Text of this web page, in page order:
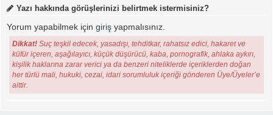
Yazı hakkında görüşlerinizi belirtmek istermisiniz?
Yorum yapabilmek için giriş yapmalısınız.
Dikkat! Suç teşkil edecek, yasadışı, tehditkar, rahatsız edici, hakaret ve
küfür içeren, aşağılayıcı, küçük düşürücü, kaba, pornografik, ahlaka aykırı,
kişilik haklarına zarar verici ya da benzeri niteliklerde içeriklerden doğan
her türlü mali, hukuki, cezai, idari sorumluluk içeriği gönderen Üye/Üyeler’e
aittir.